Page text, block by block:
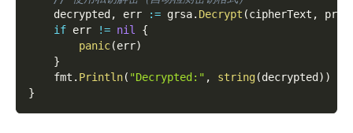
    decrypted
, err := grsa. Decrypt (cipherText ,
if err != nil
{
panic(err)
}
    fmt
. Println( "Decrypted:" , string(decrypted ) )
}